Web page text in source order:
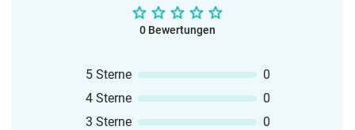
0 Bewertungen
5 Sterne
0
4 Sterne
0
3 Sterne
0